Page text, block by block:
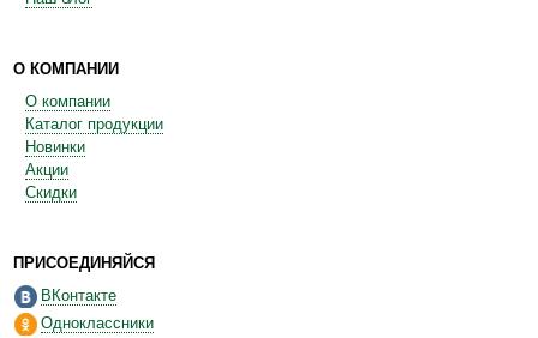
О КОМПАНИИ
О компании
Каталог продукции
Новинки
Акции
Скидки
ПРИСОЕДИНЯЙСЯ
ВКонтакте
Одноклассники